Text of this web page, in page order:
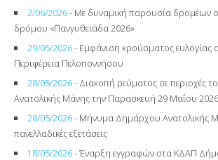
2/06/2026- Με δυναμική παρουσία δρομέων
δρόμου «Πανγυθειάδα 2026»
29/05/2026- Εμφάνιση κρούσματος ευλογίας
Περιφέρεια Πελοποννήσου
28/05/2026- Διακοπή ρεύματος σε περιοχές
Ανατολικής Μάνης την Παρασκευή 29 Μαΐου 2026
28/05/2026- Μήνυμα Δημάρχου Ανατολικής
πανελλαδικές εξετάσεις
18/05/2026- Έναρξη εγγραφών στα ΚΔΑΠ